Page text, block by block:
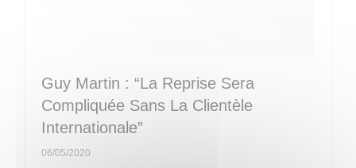
Guy Martin : “La Reprise Sera
Compliquée Sans La Clientèle
Internationale”
06/05/2020